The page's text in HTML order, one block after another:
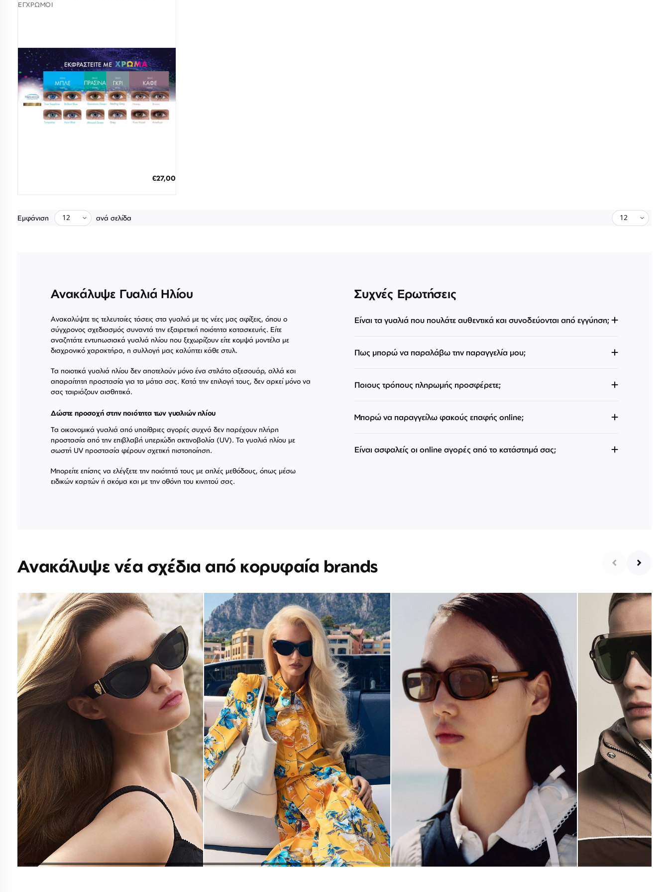
ΈΓΧΡΩΜΟΙ
€27,00
Εμφάνιση ανά σελίδα
Ανακάλυψε Γυαλιά Ηλίου
Ανακαλύψτε τις τελευταίες τάσεις στα γυαλιά με τις νέες μας αφίξεις, όπου ο
σύγχρονος σχεδιασμός συναντά την εξαιρετική ποιότητα κατασκευής. Είτε
αναζητάτε εντυπωσιακά γυαλιά ηλίου που ξεχωρίζουν είτε κομψά μοντέλα με
διαχρονικό χαρακτήρα, η συλλογή μας καλύπτει κάθε στυλ.
Τα ποιοτικά γυαλιά ηλίου δεν αποτελούν μόνο ένα στιλάτο αξεσουάρ, αλλά και
απαραίτητη προστασία για τα μάτια σας. Κατά την επιλογή τους, δεν αρκεί μόνο να
σας ταιριάζουν αισθητικά.
Δώστε προσοχή στην ποιότητα των γυαλιών ηλίου
Τα οικονομικά γυαλιά από υπαίθριες αγορές συχνά δεν παρέχουν πλήρη
προστασία από την επιβλαβή υπεριώδη ακτινοβολία (UV). Τα γυαλιά ηλίου με
σωστή UV προστασία φέρουν σχετική πιστοποίηση.
Μπορείτε επίσης να ελέγξετε την ποιότητά τους με απλές μεθόδους, όπως μέσω
ειδικών καρτών ή ακόμα και με την οθόνη του κινητού σας.
Συχνές Ερωτήσεις
Είναι τα γυαλιά που πουλάτε αυθεντικά και συνοδεύονται από εγγύηση;
Πως μπορώ να παραλάβω την παραγγελία μου;
Ποιους τρόπους πληρωμής προσφέρετε;
Μπορώ να παραγγείλω φακούς επαφής online;
Είναι ασφαλείς οι online αγορές από το κατάστημά σας;
Ανακάλυψε νέα σχέδια από κορυφαία brands